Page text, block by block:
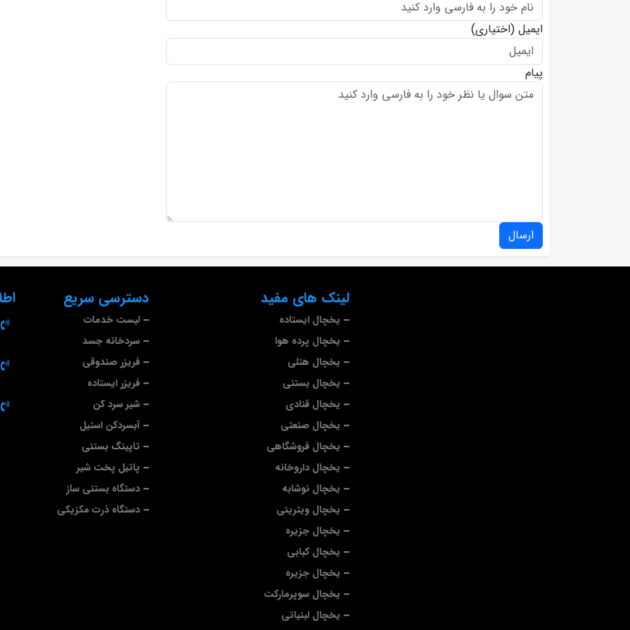
ایمیل (اختیاری)
پیام
ارسال
لینک های مفید
یخچال ایستاده
یخچال پرده هوا
یخچال هتلی
یخچال بستنی
یخچال قنادی
یخچال صنعتی
یخچال فروشگاهی
یخچال داروخانه
یخچال نوشابه
یخچال ویترینی
یخچال جزیره
یخچال کبابی
یخچال جزیره
یخچال سوپرمارکت
یخچال لبنیاتی
دسترسی سریع
لیست خدمات
سردخانه جسد
فریزر صندوقی
فریزر ایستاده
شیر سرد کن
آبسردکن استیل
تاپینگ بستنی
پاتیل پخت شیر
دستگاه بستنی ساز
دستگاه ذرت مکزیکی